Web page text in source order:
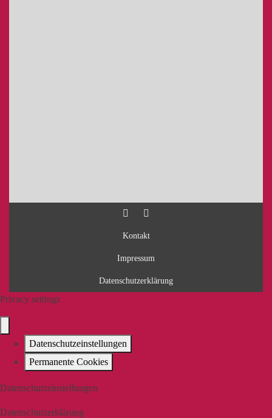
Kontakt
Impressum
Datenschutzerklärung
Privacy settings
Datenschutzeinstellungen
Permanente Cookies
Datenschutzeinstellungen
Datenschutzerklärung